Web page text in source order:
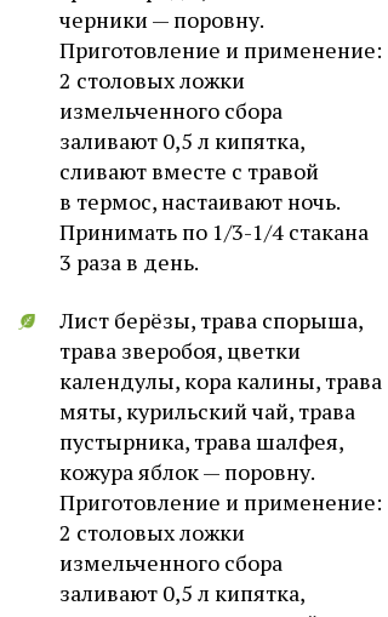
черники — поровну.
Приготовление и применение:
2 столовых ложки
измельченного сбора
заливают 0,5 л кипятка,
сливают вместе с травой
в термос, настаивают ночь.
Принимать по 1/3-1/4 стакана
3 раза в день.
Лист берёзы, трава спорыша,
трава зверобоя, цветки
календулы, кора калины, трава
мяты, курильский чай, трава
пустырника, трава шалфея,
кожура яблок — поровну.
Приготовление и применение:
2 столовых ложки
измельченного сбора
заливают 0,5 л кипятка,